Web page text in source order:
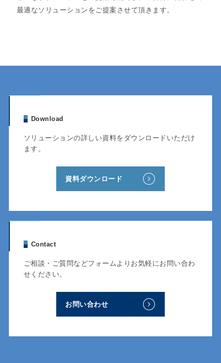
最適なソリューションをご提案させて頂きます。
Download
ソリューションの詳しい資料をダウンロードいただけ
ます。
資料ダウンロード
Contact
ご相談・ご質問などフォームよりお気軽にお問い合わ
せください。
お問い合わせ